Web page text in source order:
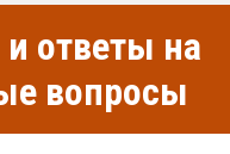
ответы на
вопросы